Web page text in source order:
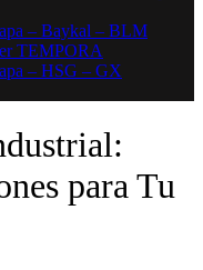
– Baykal – BLM
TEMPORA
– HSG – GX
para Tu